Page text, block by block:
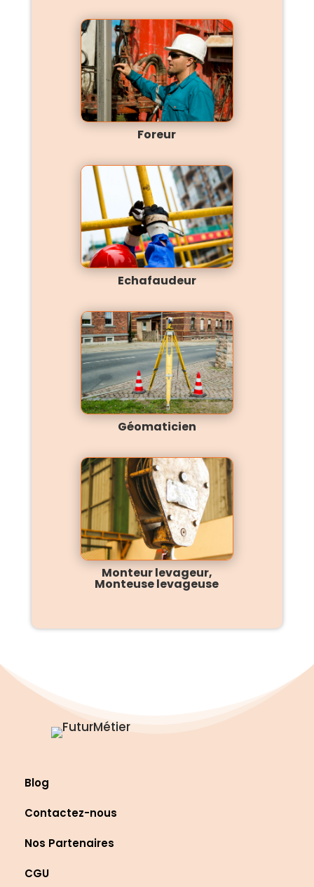
Foreur
Echafaudeur
Géomaticien
Monteur levageur,
Monteuse levageuse
Blog
Contactez-nous
Nos Partenaires
CGU